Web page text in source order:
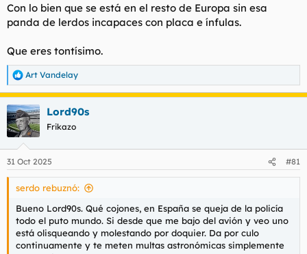
Con lo bien que se está en el resto de Europa sin esa
panda de lerdos incapaces con placa e ínfulas.
Que eres tontísimo.
R
e
a
c
c
i
e
s
Art Vandelay
Lord90s
Frikazo
31 Oct 2025 #81
serdo rebuznó:
Bueno Lord90s. Qué cojones, en España se queja de la policía
todo el puto mundo. Si desde que me bajo del avión y veo uno
está olisqueando y molestando por doquier. Da por culo
continuamente y te meten multas astronómicas simplemente